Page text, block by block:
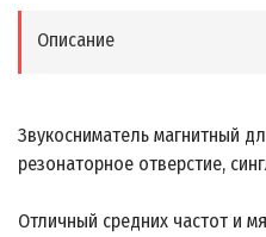
Описание
Звукосниматель магнитный
резонаторное отверстие,
Отличный средних частот и